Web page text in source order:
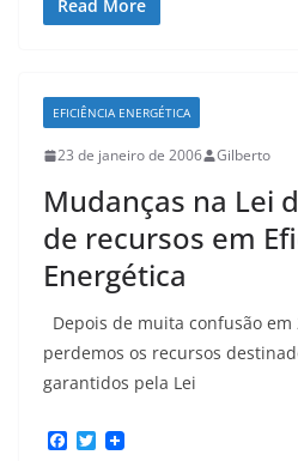
e
b
t
t
Read More
EFICIÊNCIA ENERGÉTICA
23 de janeiro de 2006 Gilberto
Mudanças na Lei
de recursos em
Energética
Depois de muita confusão
perdemos os recursos
garantidos pela Lei
T